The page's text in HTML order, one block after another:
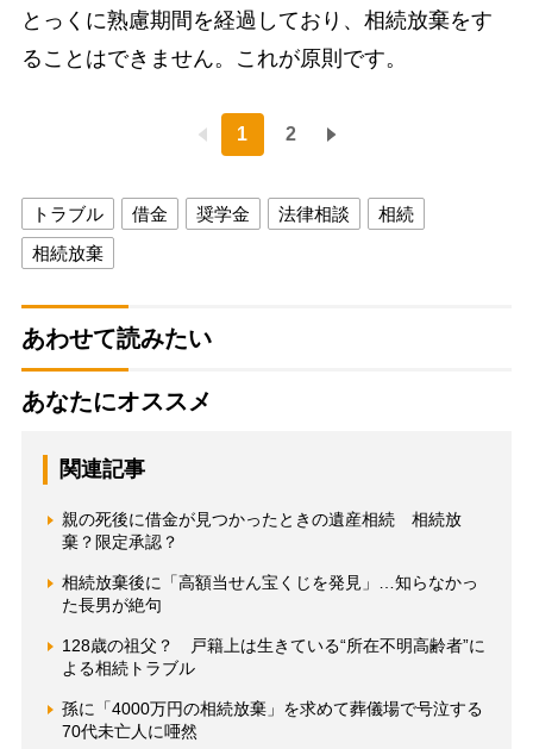
とっくに熟慮期間を経過しており、相続放棄をす
ることはできません。これが原則です。
1 2
トラブル 借金 奨学金 法律相談
相続
相続放棄
あわせて読みたい
あなたにオススメ
関連記事
親の死後に借金が見つかったときの遺産相続 相続放
棄？限定承認？
相続放棄後に「高額当せん宝くじを発見」…知らなかっ
た長男が絶句
128歳の祖父？ 戸籍上は生きている“所在不明高齢者”に
よる相続トラブル
孫に「4000万円の相続放棄」を求めて葬儀場で号泣する
70代未亡人に唖然